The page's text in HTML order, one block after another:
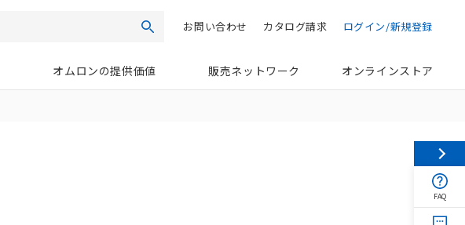
検索 ログイン/新規登録
カタログ請求
お問い合わせ
オムロンの提供価値 販売ネットワーク オンラインストア
FAQ